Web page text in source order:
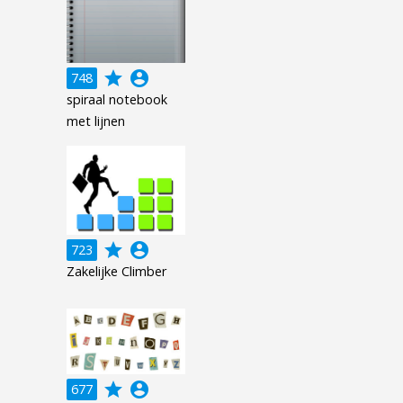
748 grade account_circle
spiraal notebook
met lijnen
723 grade account_circle
Zakelijke Climber
677 grade account_circle